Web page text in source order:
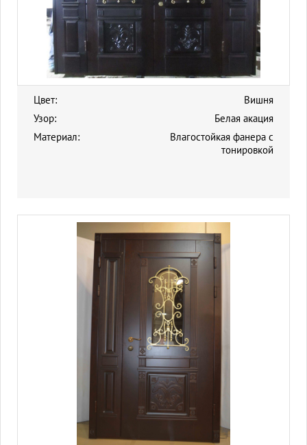
Цвет:
Вишня
Узор:
Белая акация
Материал:
Влагостойкая фанера с
тонировкой